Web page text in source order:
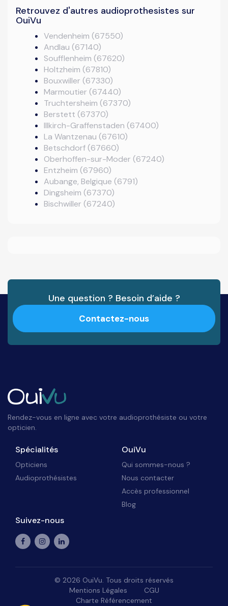
Retrouvez d'autres audioprothesistes sur
OuiVu
Vendenheim (67550)
Andlau (67140)
Soufflenheim (67620)
Holtzheim (67810)
Bouxwiller (67330)
Marmoutier (67440)
Truchtersheim (67370)
Berstett (67370)
Illkirch-Graffenstaden (67400)
La Wantzenau (67610)
Betschdorf (67660)
Oberhoffen-sur-Moder (67240)
Entzheim (67960)
Aubange, Belgique (6791)
Dingsheim (67370)
Bischwiller (67240)
Une question ? Besoin d’aide ?
Contactez-nous
Rendez-vous en ligne avec votre audioprothésiste ou votre
opticien.
Spécialités
Opticiens
Audioprothésistes
OuiVu
Qui sommes-nous ?
Nous contacter
Accès professionnel
Blog
Suivez-nous
© 2026 OuiVu. Tous droits réservés
Mentions Légales
CGU
Charte Référencement